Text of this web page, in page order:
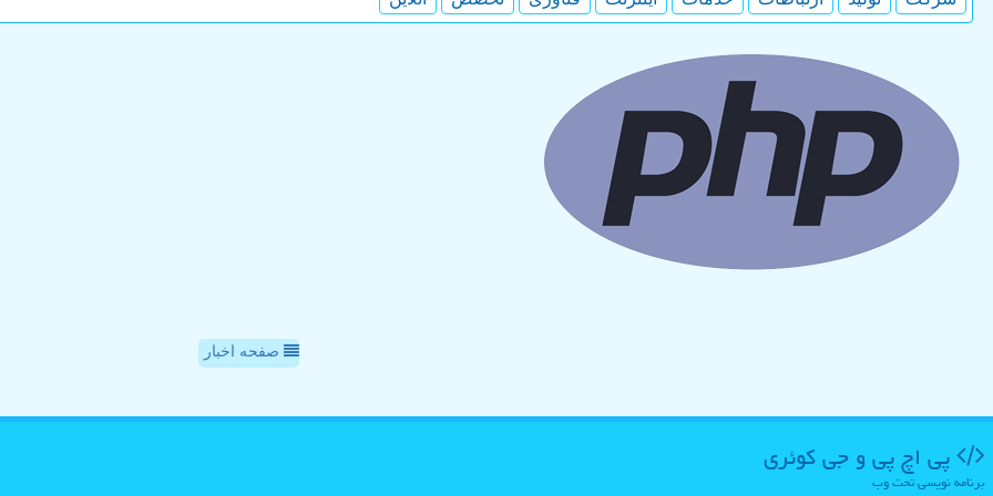
صفحه اخبار
پی اچ پی و جی كوئری
برنامه نویسی تحت وب